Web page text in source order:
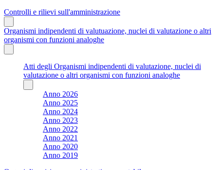
Controlli e rilievi sull'amministrazione
Organismi indipendenti di valutuazione, nuclei di valutazione o altri
organismi con funzioni analoghe
Atti degli Organismi indipendenti di valutazione, nuclei di
valutazione o altri organismi con funzioni analoghe
Anno 2026
Anno 2025
Anno 2024
Anno 2023
Anno 2022
Anno 2021
Anno 2020
Anno 2019